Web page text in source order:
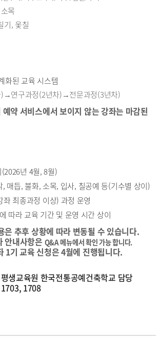
목
기, 옻칠
화된 교육 시스템
)→연구과정(2년차)→전문과정(3년차)
약 서비스에서 보이지 않는 강좌는 마감된
년 4월, 8월)
, 매듭, 불화, 소목, 입사, 칠공예 등(기수별 상이)
좌 최종과정 이상) 과정 운영
따라 교육 기간 및 운영 시간 상이
추후 상황에 따라 변동될 수 있습니다.
안내사항은 Q&A메뉴에서 확인 가능 합니다.
기 교육 신청은 4월에 진행됩니다.
생교육원 한국전통공예건축학교 담당
1708